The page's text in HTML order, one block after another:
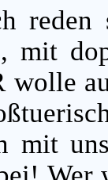
mit
wolle
mit